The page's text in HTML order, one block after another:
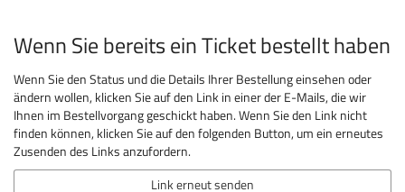
Wenn Sie bereits ein Ticket bestellt haben
Wenn Sie den Status und die Details Ihrer Bestellung einsehen oder
ändern wollen, klicken Sie auf den Link in einer der E-Mails, die wir
Ihnen im Bestellvorgang geschickt haben. Wenn Sie den Link nicht
finden können, klicken Sie auf den folgenden Button, um ein erneutes
Zusenden des Links anzufordern.
Link erneut senden